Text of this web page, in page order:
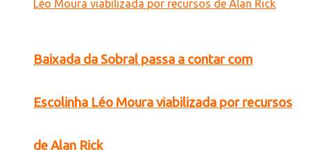
Baixada da Sobral passa a contar com
Escolinha Léo Moura viabilizada por recursos
de Alan Rick